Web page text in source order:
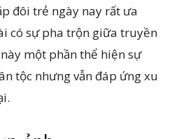
đôi trẻ ngày nay rất ưa
có sự pha trộn giữa truyền
một phần thể hiện sự
tộc nhưng vẫn đáp ứng xu